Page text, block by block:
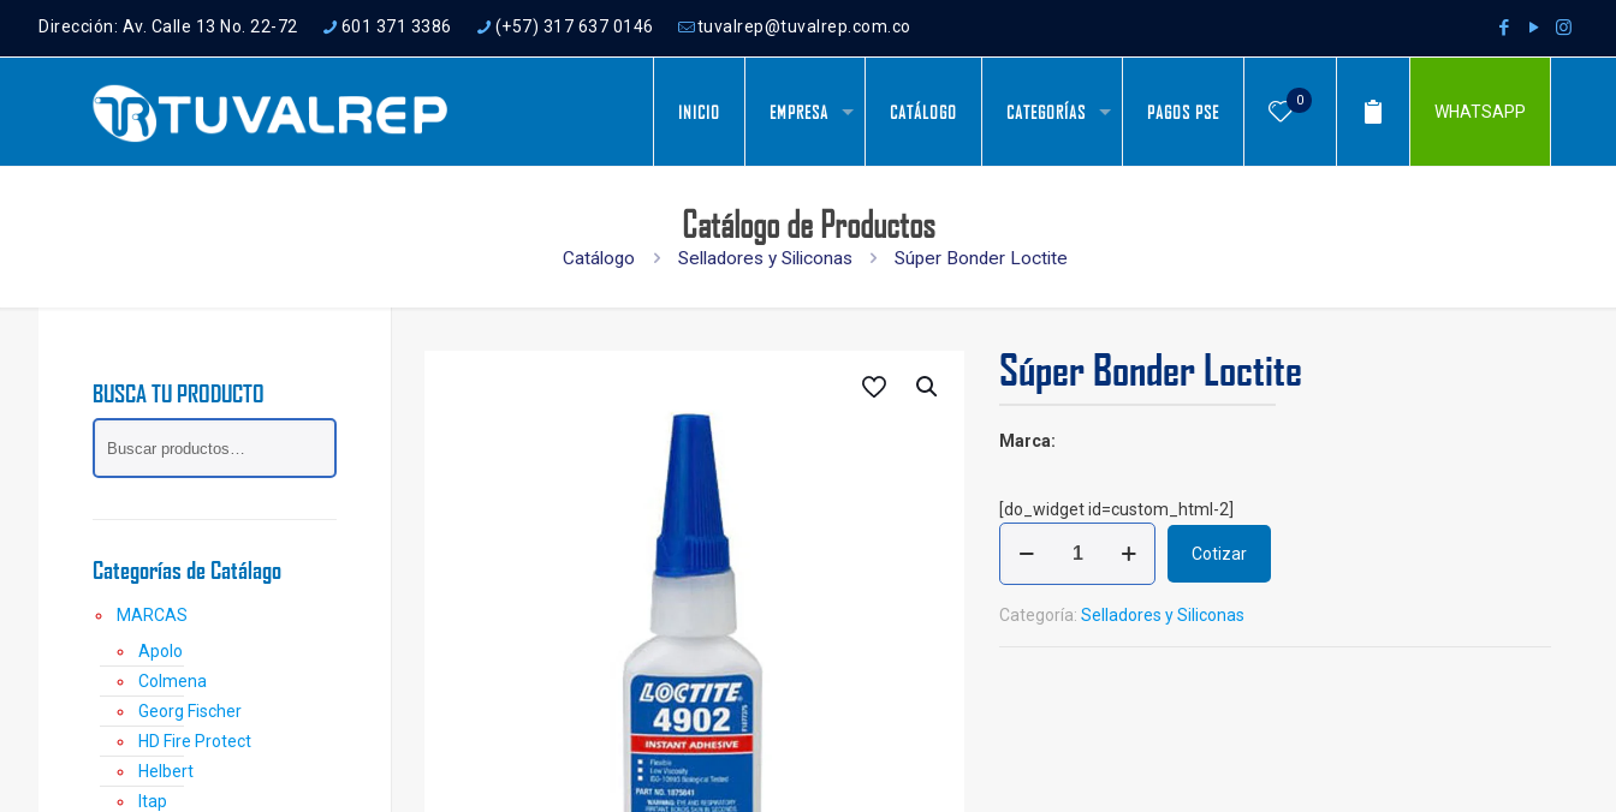
Dirección: Av. Calle 13 No. 22-72 601 371 3386 (+57) 317 637 0146 tuvalrep@tuvalrep.com.co
INICIO EMPRESA CATÁLOGO CATEGORÍAS PAGOS PSE
0
WHATSAPP
Catálogo de Productos
Catálogo Selladores y Siliconas Súper Bonder Loctite
Súper Bonder Loctite
Marca:
[do_widget id=custom_html-2]
Súper
Bonder
Loctite
cantidad
Cotizar
Categoría:Selladores y Siliconas
BUSCA TU PRODUCTO
Categorías de Catálago
MARCAS
Apolo
Colmena
Georg Fischer
HD Fire Protect
Helbert
Itap